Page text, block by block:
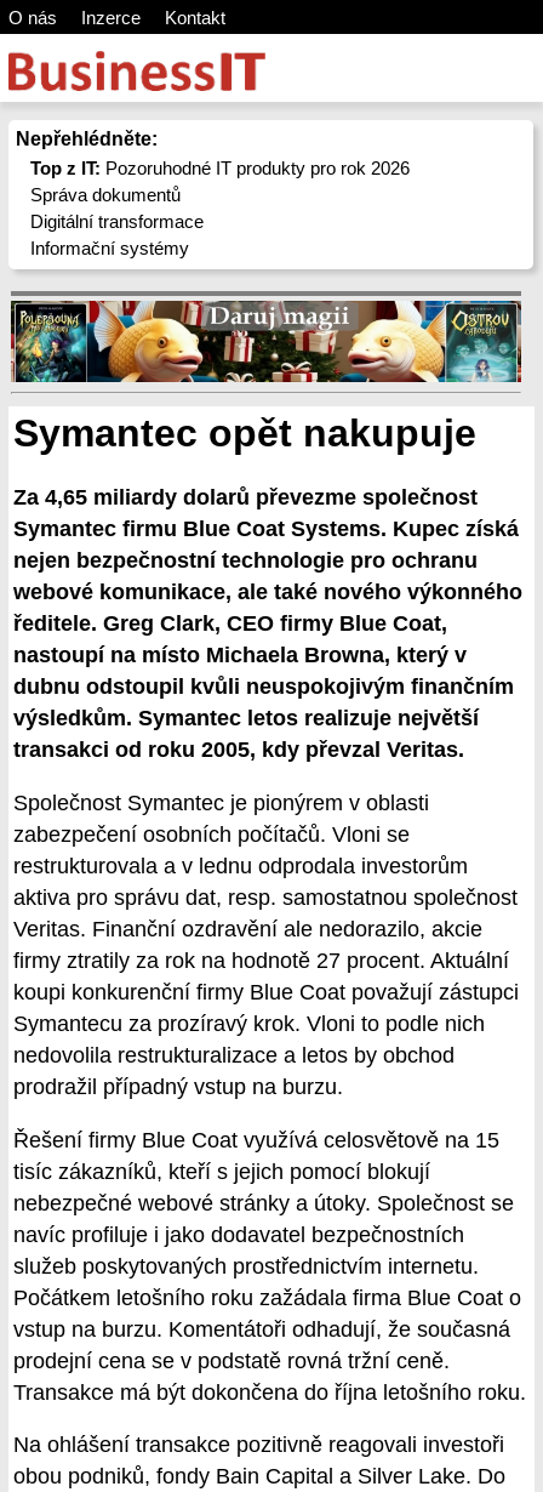
O nás Inzerce Kontakt
Nepřehlédněte:
Top z IT: Pozoruhodné IT produkty pro rok 2026
Správa dokumentů
Digitální transformace
Informační systémy
Symantec opět nakupuje
Za 4,65 miliardy dolarů převezme společnost
Symantec firmu Blue Coat Systems. Kupec získá
nejen bezpečnostní technologie pro ochranu
webové komunikace, ale také nového výkonného
ředitele. Greg Clark, CEO firmy Blue Coat,
nastoupí na místo Michaela Browna, který v
dubnu odstoupil kvůli neuspokojivým finančním
výsledkům. Symantec letos realizuje největší
transakci od roku 2005, kdy převzal Veritas.
Společnost Symantec je pionýrem v oblasti
zabezpečení osobních počítačů. Vloni se
restrukturovala a v lednu odprodala investorům
aktiva pro správu dat, resp. samostatnou společnost
Veritas. Finanční ozdravění ale nedorazilo, akcie
firmy ztratily za rok na hodnotě 27 procent. Aktuální
koupi konkurenční firmy Blue Coat považují zástupci
Symantecu za prozíravý krok. Vloni to podle nich
nedovolila restrukturalizace a letos by obchod
prodražil případný vstup na burzu.
Řešení firmy Blue Coat využívá celosvětově na 15
tisíc zákazníků, kteří s jejich pomocí blokují
nebezpečné webové stránky a útoky. Společnost se
navíc profiluje i jako dodavatel bezpečnostních
služeb poskytovaných prostřednictvím internetu.
Počátkem letošního roku zažádala firma Blue Coat o
vstup na burzu. Komentátoři odhadují, že současná
prodejní cena se v podstatě rovná tržní ceně.
Transakce má být dokončena do října letošního roku.
Na ohlášení transakce pozitivně reagovali investoři
obou podniků, fondy Bain Capital a Silver Lake. Do